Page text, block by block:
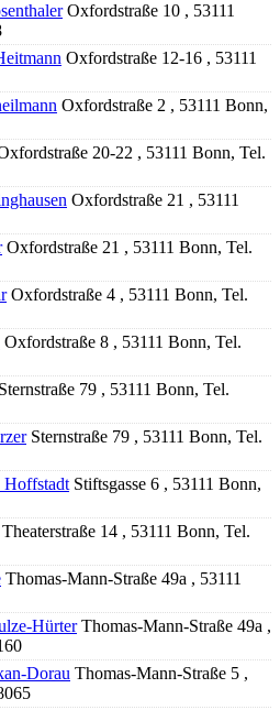
Oxfordstraße 10 , 53111
Oxfordstraße 12-16 , 53111
Oxfordstraße 2 , 53111 Bonn,
20-22 , 53111 Bonn, Tel.
Oxfordstraße 21 , 53111
Oxfordstraße 21 , 53111 Bonn, Tel.
Oxfordstraße 4 , 53111 Bonn, Tel.
Oxfordstraße 8 , 53111 Bonn, Tel.
Sternstraße 79 , 53111 Bonn, Tel.
Sternstraße 79 , 53111 Bonn, Tel.
Hoffstadt Stiftsgasse 6 , 53111 Bonn,
Theaterstraße 14 , 53111 Bonn, Tel.
Thomas-Mann-Straße 49a , 53111
HürterThomas-Mann-Straße 49a ,
Dorau Thomas-Mann-Straße 5 ,